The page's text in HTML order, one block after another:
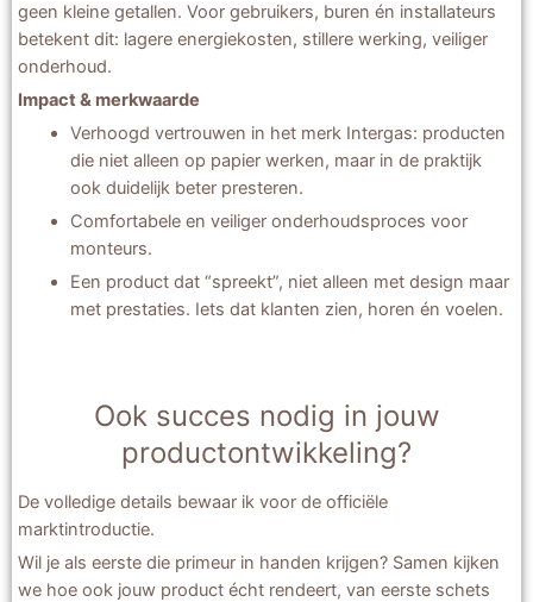
geen kleine getallen. Voor gebruikers, buren én installateurs
betekent dit: lagere energiekosten, stillere werking, veiliger
onderhoud.
Impact & merkwaarde
Verhoogd vertrouwen in het merk Intergas: producten
die niet alleen op papier werken, maar in de praktijk
ook duidelijk beter presteren.
Comfortabele en veiliger onderhoudsproces voor
monteurs.
Een product dat “spreekt”, niet alleen met design maar
met prestaties. Iets dat klanten zien, horen én voelen.
Ook succes nodig in jouw
productontwikkeling?
De volledige details bewaar ik voor de officiële
marktintroductie.
Wil je als eerste die primeur in handen krijgen? Samen kijken
we hoe ook jouw product écht rendeert, van eerste schets